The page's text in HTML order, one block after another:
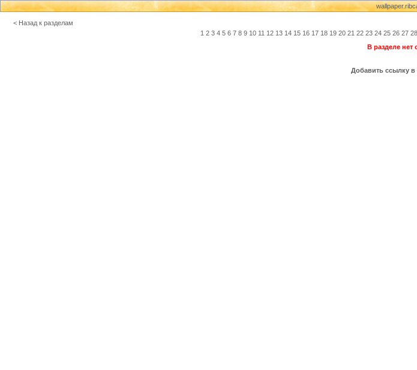
< Назад к разделам
1 2 3 4 5 6 7 8 9 10 11 12 13 14 15 16 17 18 19 20 21 22 23 24 25 26 27 28
В разделе нет
Добавить ссылку в